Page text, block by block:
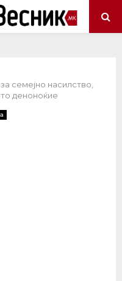
семејно насилство,
деноноќие